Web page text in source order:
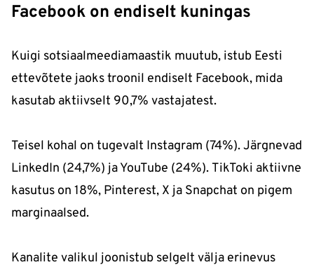
Facebook on endiselt kuningas
Kuigi sotsiaalmeediamaastik muutub, istub Eesti
ettevõtete jaoks troonil endiselt Facebook, mida
kasutab aktiivselt 90,7% vastajatest.
Teisel kohal on tugevalt Instagram (74%). Järgnevad
LinkedIn (24,7%) ja YouTube (24%). TikToki aktiivne
kasutus on 18%, Pinterest, X ja Snapchat on pigem
marginaalsed.
Kanalite valikul joonistub selgelt välja erinevus